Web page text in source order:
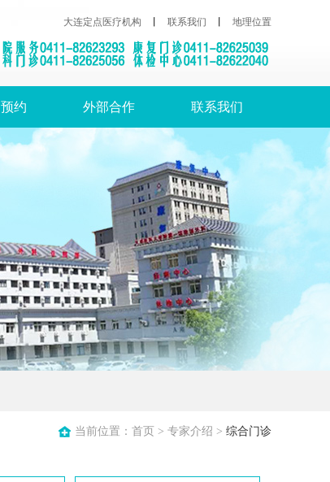
大连定点医疗机构 联系我们 地理位置
约 外部合作 联系我们
当前位置： 首页 > 专家介绍 > 综合门诊